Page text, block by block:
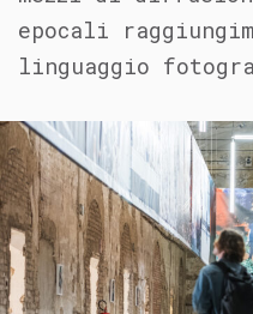
epocali
linguaggio